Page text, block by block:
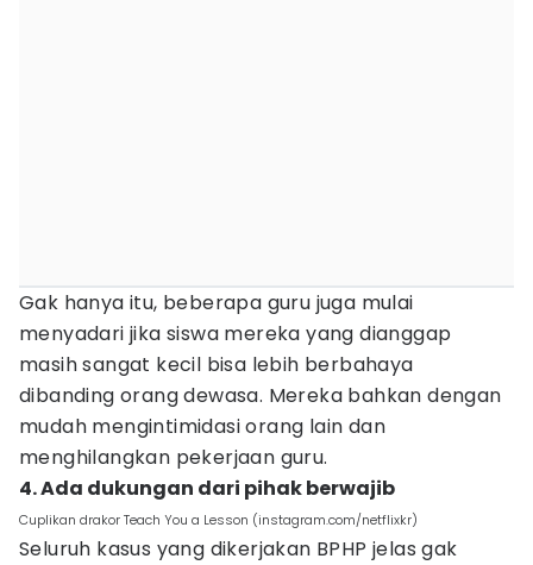
Gak hanya itu, beberapa guru juga mulai
menyadari jika siswa mereka yang dianggap
masih sangat kecil bisa lebih berbahaya
dibanding orang dewasa. Mereka bahkan dengan
mudah mengintimidasi orang lain dan
menghilangkan pekerjaan guru.
4. Ada dukungan dari pihak berwajib
Cuplikan drakor Teach You a Lesson (instagram.com/netflixkr)
Seluruh kasus yang dikerjakan BPHP jelas gak